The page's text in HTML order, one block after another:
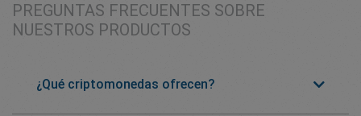
PREGUNTAS FRECUENTES SOBRE
NUESTROS PRODUCTOS
¿Qué criptomonedas ofrecen?